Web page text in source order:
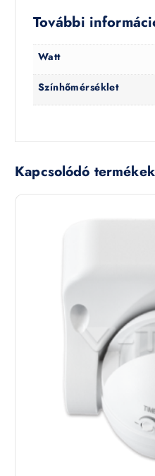
További
Watt
Színhőmérséklet
Kapcsolódó termékek